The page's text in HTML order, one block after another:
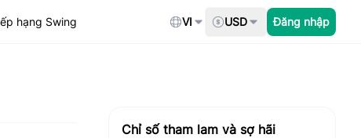
hạng Swing VI USD Đăng nhập
Chỉ số tham lam và sợ hãi